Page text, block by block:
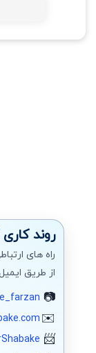
روند
راه های
از طریق